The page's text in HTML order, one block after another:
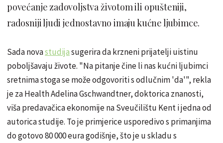
povećanje zadovoljstva životom ili opušteniji,
radosniji ljudi jednostavno imaju kućne ljubimce.
Sada novastudijasugerira da krzneni prijatelji uistinu
poboljšavaju živote. "Na pitanje čine li nas kućni ljubimci
sretnima stoga se može odgovoriti s odlučnim 'da'", rekla
je za Health Adelina Gschwandtner, doktorica znanosti,
viša predavačica ekonomije na Sveučilištu Kent i jedna od
autorica studije. To je primjerice usporedivo s primanjima
do gotovo 80 000 eura godišnje, što je u skladu s